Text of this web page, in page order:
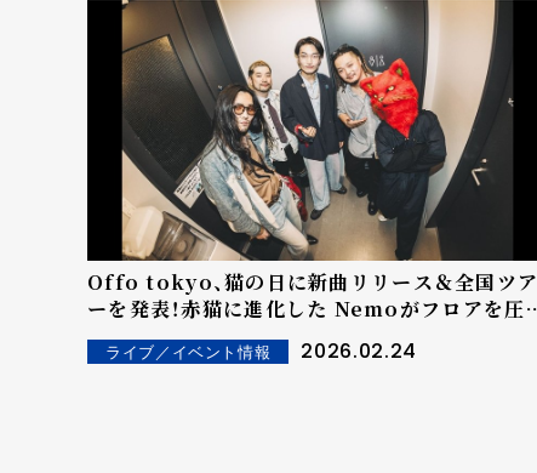
Offo tokyo、猫の日に新曲リリース＆全国ツア
ーを発表！赤猫に進化した Nemoがフロアを圧
倒！
ライブ／イベント情報 2026.02.24